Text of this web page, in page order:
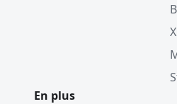
X
En plus